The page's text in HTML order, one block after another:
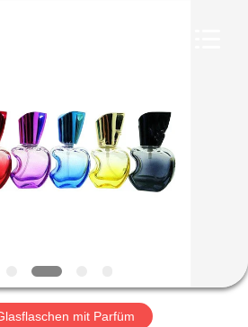
mit Parfüm